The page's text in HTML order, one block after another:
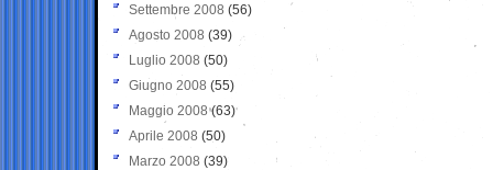
Settembre 2008 (56)
Agosto 2008 (39)
Luglio 2008 (50)
Giugno 2008 (55)
Maggio 2008(63)
Aprile 2008 (50)
Marzo 2008 (39)